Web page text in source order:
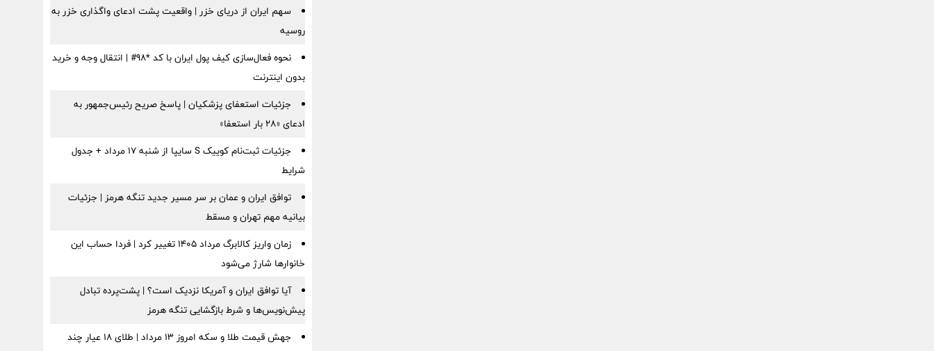
سهم ایران از دریای خزر | واقعیت پشت ادعای واگذاری خزر به
روسیه
نحوه فعال‌سازی کیف پول ایران با کد *98# | انتقال وجه و خرید
بدون اینترنت
جزئیات استعفای پزشکیان | پاسخ صریح رئیس‌جمهور به
ادعای «۲۸ بار استعفا»
جزئیات ثبت‌نام کوییک S سایپا از شنبه ۱۷ مرداد + جدول
شرایط
توافق ایران و عمان بر سر مسیر جدید تنگه هرمز | جزئیات
بیانیه مهم تهران و مسقط
زمان واریز کالابرگ مرداد ۱۴۰۵ تغییر کرد | فردا حساب این
خانوارها شارژ می‌شود
آیا توافق ایران و آمریکا نزدیک است؟ | پشت‌پرده تبادل
پیش‌نویس‌ها و شرط بازگشایی تنگه هرمز
جهش قیمت طلا و سکه امروز ۱۳ مرداد | طلای ۱۸ عیار چند